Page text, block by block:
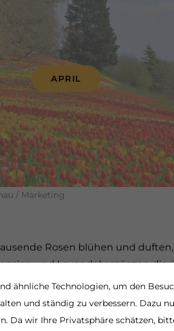
ähnliche Technologien, um den
und ständig zu verbessern. Dazu
Da wir Ihre Privatsphäre schätzen,
/ Marketing
APRIL
Rosen blühen und
und Lavendel ergänzen die